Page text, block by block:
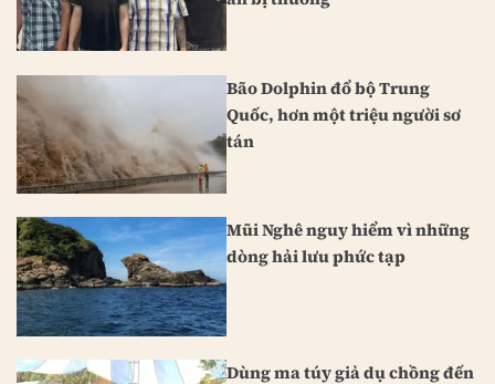
Bão Dolphin đổ bộ Trung
Quốc, hơn một triệu người sơ
tán
Mũi Nghê nguy hiểm vì những
dòng hải lưu phức tạp
Dùng ma túy giả dụ chồng đến